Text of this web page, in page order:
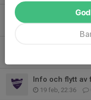
Agenda
21 mar, 23:54
Info och flytt av
19 feb, 22:36